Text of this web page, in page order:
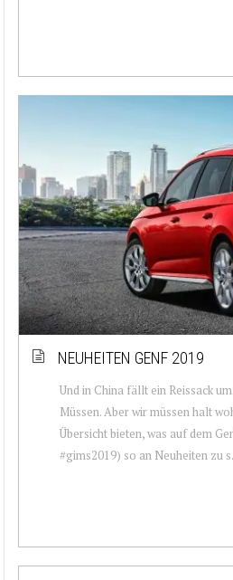
NEUHEITEN GENF 2019
Und in China fällt ein Reissack
Müssen. Aber wir müssen halt
Übersicht bieten, was auf dem
#gims2019) so an Neuheiten zu